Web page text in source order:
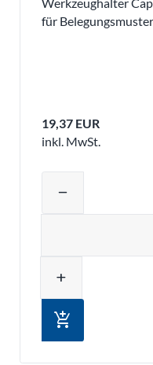
für
19,37 EUR
inkl. MwSt.
remove
add
add_shopping_cart